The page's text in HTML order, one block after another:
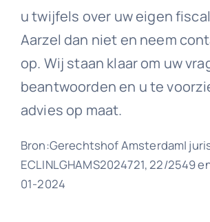
u twijfels over uw eigen
Aarzel dan niet en neem
op. Wij staan klaar om uw
beantwoorden en u te
advies op maat.
Bron:Gerechtshof Amsterdam|
ECLINLGHAMS2024721, 22/2549
01-2024